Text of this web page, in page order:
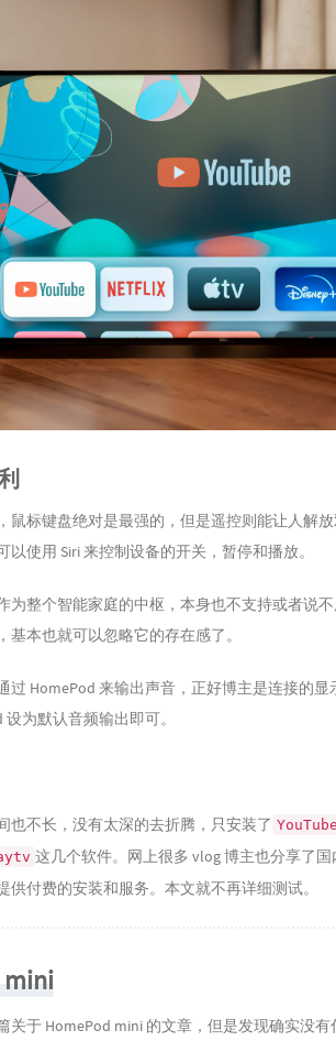
鼠标键盘绝对是最强的，但是遥控则能让人解
以使用 Siri 来控制设备的开关，暂停和播放。
为整个智能家庭的中枢，本身也不支持或者说
基本也就可以忽略它的存在感了。
过 HomePod 来输出声音，正好博主是连接的
为默认音频输出即可。
也不长，没有太深的去折腾，只安装了 YouTube
这几个软件。网上很多 vlog 博主也分享了国
供付费的安装和服务。本文就不再详细测试。
mini
关于 HomePod mini 的文章，但是发现确实没